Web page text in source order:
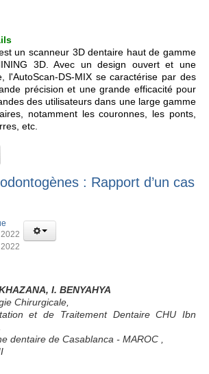
un scanneur 3D dentaire haut de gamme
3D. Avec un design ouvert et une
l'AutoScan-DS-MIX se caractérise par des
précision et une grande efficacité pour
des utilisateurs dans une large gamme
notamment les couronnes, les ponts,
etc.
: Rapport d’un cas
I. BENYAHYA
Chirurgicale,
et de Traitement Dentaire CHU Ibn
dentaire de Casablanca - MAROC ,